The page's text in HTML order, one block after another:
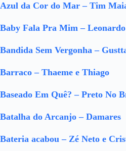
Azul da Cor do Mar – Tim
Baby Fala Pra Mim – Leonardo
Bandida Sem Vergonha –
Barraco – Thaeme e Thiago
Baseado Em Quê? – Preto No
Batalha do Arcanjo – Damares
Bateria acabou – Zé Neto e